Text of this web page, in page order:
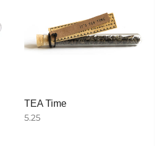
TEA Time
5.25